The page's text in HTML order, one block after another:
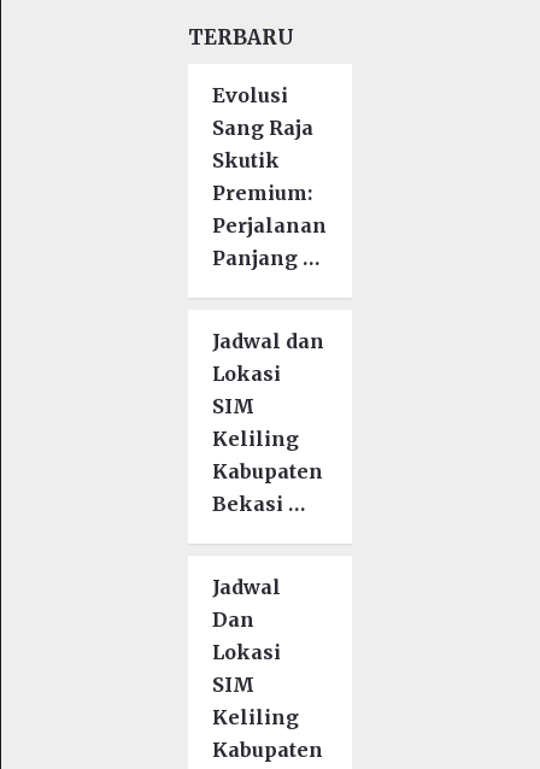
TERBARU
Evolusi
Sang Raja
Skutik
Premium:
Perjalanan
Panjang …
Jadwal dan
Lokasi
SIM
Keliling
Kabupaten
Bekasi …
Jadwal
Dan
Lokasi
SIM
Keliling
Kabupaten